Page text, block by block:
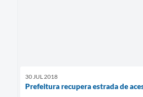
30 JUL 2018
Prefeitura recupera estrada de